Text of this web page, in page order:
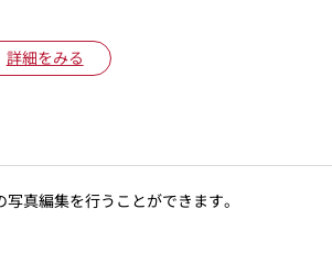
詳細をみる
真編集を行うことができます。